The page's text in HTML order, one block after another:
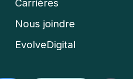
Carrières
Nous joindre
EvolveDigital